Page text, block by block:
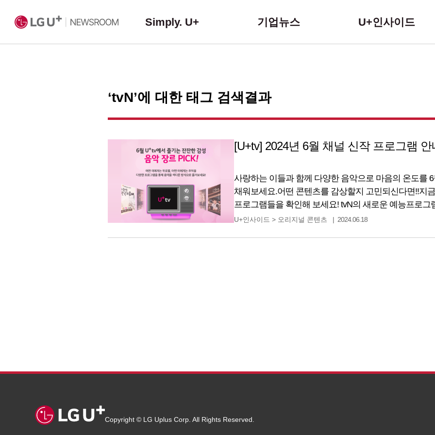
Simply. U+ 기업뉴스 U+인사이드
‘tvN’에 대한 태그 검색결과
[U+tv] 2024년 6월 채널 신작 프로그램 안
사랑하는 이들과 함께 다양한 음악으로 마음의 온도를
채워보세요.어떤 콘텐츠를 감상할지 고민되신다면!!지
프로그램들을 확인해 보세요! tvN의 새로운 예능프로그
싶었어요.”알려진 실제 사건 속에 알려지지 않은 사람들
U+인사이드 > 오리지널 콘텐츠 2024.06.18
Copyright © LG Uplus Corp. All Rights Reserved.